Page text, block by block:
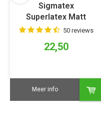
Sigmatex
Superlatex Matt
50 reviews
22,50
Meer info